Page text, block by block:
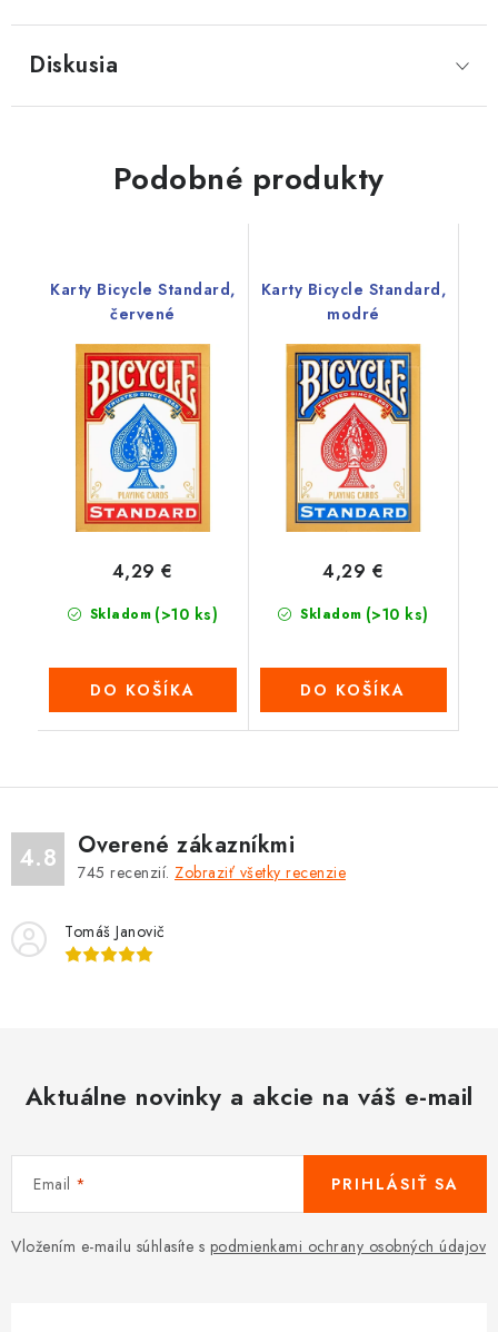
Diskusia
Podobné produkty
Karty Bicycle Standard,
červené
Skladom (>10 ks)
4,29 €
DO KOŠÍKA
Karty Bicycle Standard,
modré
Skladom (>10 ks)
4,29 €
DO KOŠÍKA
4.8 Overené zákazníkmi
745 recenzií. Zobraziť všetky recenzie
Tomáš Janovič
Aktuálne novinky a akcie na váš e-mail
Email
Vložením e-mailu súhlasíte s podmienkami ochrany osobných údajov
PRIHLÁSIŤ SA